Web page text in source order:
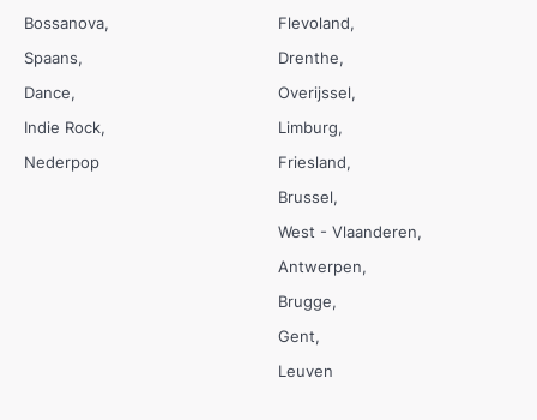
Bossanova
Spaans
Dance
Indie Rock
Nederpop
Flevoland
Drenthe
Overijssel
Limburg
Friesland
Brussel
West - Vlaanderen
Antwerpen
Brugge
Gent
Leuven